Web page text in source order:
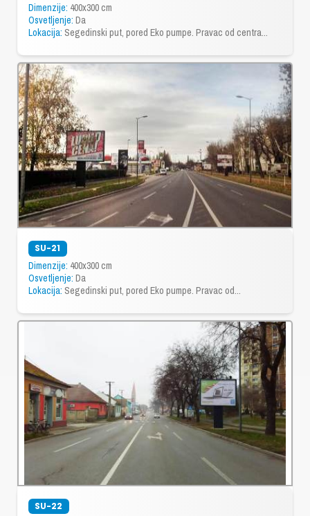
Dimenzije: 400x300 cm
Osvetljenje: Da
Lokacija: Segedinski put, pored Eko pumpe. Pravac od centra...
SU-21
Dimenzije: 400x300 cm
Osvetljenje: Da
Lokacija: Segedinski put, pored Eko pumpe. Pravac od...
SU-22